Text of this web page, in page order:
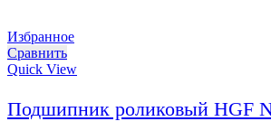
Избранное
Сравнить
Quick View
Подшипник роликовый HGF